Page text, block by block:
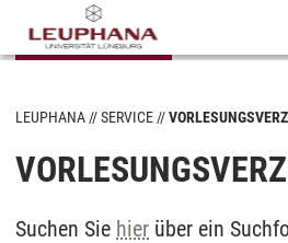
LEUPHANA SERVICE
Suchen Sie hier über ein